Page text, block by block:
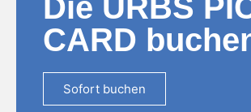
Die URBS
CARD
Sofort buchen